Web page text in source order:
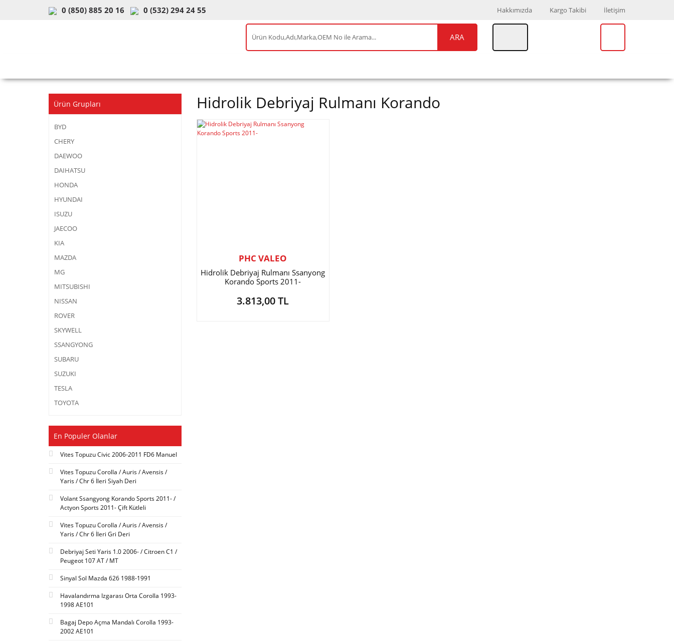
0 (850) 885 20 16 0 (532) 294 24 55 Hakkımızda Kargo Takibi İletişim
ARA
Ürün Grupları
BYD
CHERY
DAEWOO
DAIHATSU
HONDA
HYUNDAI
ISUZU
JAECOO
KIA
MAZDA
MG
MITSUBISHI
NISSAN
ROVER
SKYWELL
SSANGYONG
SUBARU
SUZUKI
TESLA
TOYOTA
En Populer Olanlar
Vites Topuzu Civic 2006-2011 FD6 Manuel
Vites Topuzu Corolla / Auris / Avensis /
Yaris / Chr 6 İleri Siyah Deri
Volant Ssangyong Korando Sports 2011- /
Actyon Sports 2011- Çift Kütleli
Vites Topuzu Corolla / Auris / Avensis /
Yaris / Chr 6 İleri Gri Deri
Debriyaj Seti Yaris 1.0 2006- / Citroen C1 /
Peugeot 107 AT / MT
Sinyal Sol Mazda 626 1988-1991
Havalandırma Izgarası Orta Corolla 1993-
1998 AE101
Bagaj Depo Açma Mandalı Corolla 1993-
2002 AE101
Hidrolik Debriyaj Rulmanı Korando
PHC VALEO
Hidrolik Debriyaj Rulmanı Ssanyong
Korando Sports 2011-
3.813,00 TL